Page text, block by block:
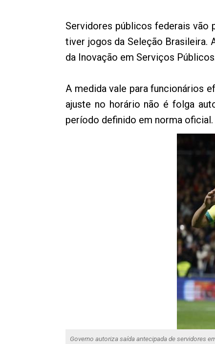
Servidores públicos federais vão
tiver jogos da Seleção Brasileira.
da Inovação em Serviços
A medida vale para funcionários
ajuste no horário não é folga
período definido em norma
Governo autoriza saída antecipada de servidores